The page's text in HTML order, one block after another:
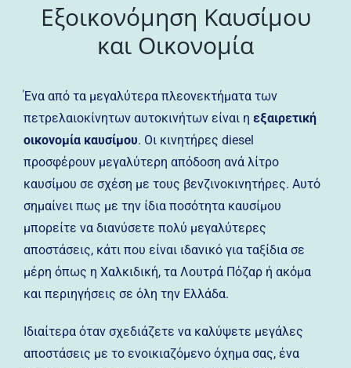
Εξοικονόμηση Καυσίμου
και Οικονομία
Ένα από τα μεγαλύτερα πλεονεκτήματα των
πετρελαιοκίνητων αυτοκινήτων είναι η εξαιρετική
οικονομία καυσίμου. Οι κινητήρες diesel
προσφέρουν μεγαλύτερη απόδοση ανά λίτρο
καυσίμου σε σχέση με τους βενζινοκινητήρες. Αυτό
σημαίνει πως με την ίδια ποσότητα καυσίμου
μπορείτε να διανύσετε πολύ μεγαλύτερες
αποστάσεις, κάτι που είναι ιδανικό για ταξίδια σε
μέρη όπως η Χαλκιδική, τα Λουτρά Πόζαρ ή ακόμα
και περιηγήσεις σε όλη την Ελλάδα.
Ιδιαίτερα όταν σχεδιάζετε να καλύψετε μεγάλες
αποστάσεις με το ενοικιαζόμενο όχημα σας, ένα